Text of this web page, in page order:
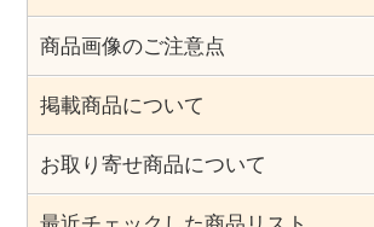
商品画像のご注意点
掲載商品について
お取り寄せ商品について